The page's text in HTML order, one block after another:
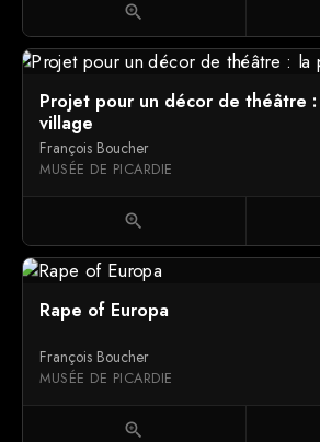
zoom_in
Projet pour un décor de théâtre
village
François Boucher
MUSÉE DE PICARDIE
zoom_in
Rape of Europa
François Boucher
MUSÉE DE PICARDIE
zoom_in